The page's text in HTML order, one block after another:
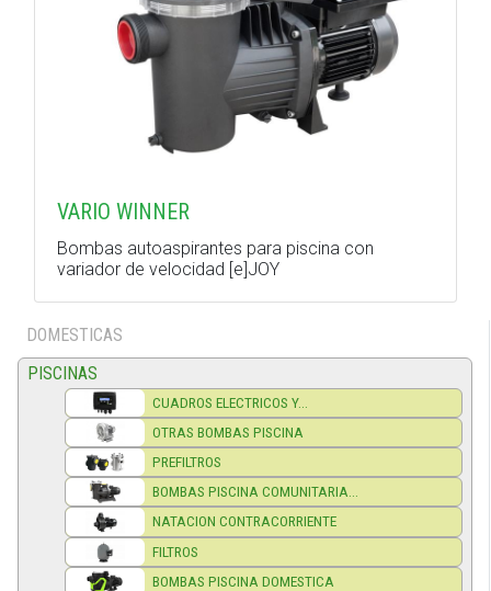
VARIO WINNER
Bombas autoaspirantes para piscina con
variador de velocidad [e]JOY
DOMESTICAS
PISCINAS
CUADROS ELECTRICOS Y...
OTRAS BOMBAS PISCINA
PREFILTROS
BOMBAS PISCINA COMUNITARIA...
NATACION CONTRACORRIENTE
FILTROS
BOMBAS PISCINA DOMESTICA